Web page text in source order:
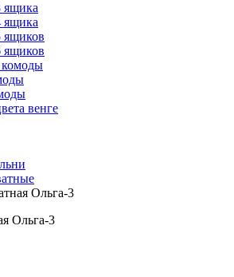
ящика
ящика
венге
Ольга-3